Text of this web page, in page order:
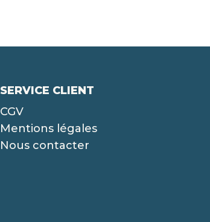
SERVICE CLIENT
CGV
Mentions légales
Nous contacter